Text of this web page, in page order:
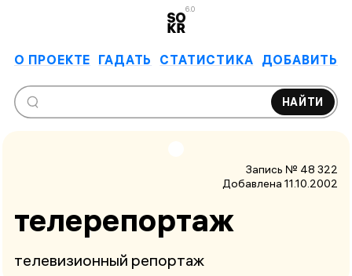
6.0
О ПРОЕКТЕ ГАДАТЬ СТАТИСТИКА ДОБАВИТЬ
НАЙТИ
Запись № 48 322
Добавлена 11.10.2002
телерепортаж
телевизионный репортаж